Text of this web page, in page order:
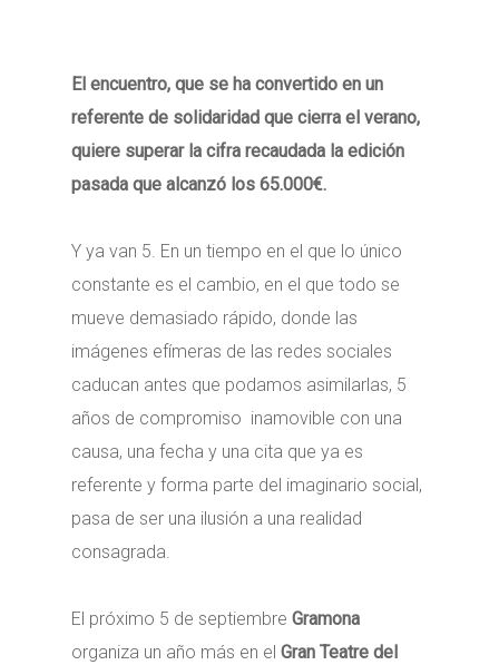
El encuentro, que se ha convertido en un
referente de solidaridad que cierra el verano,
quiere superar la cifra recaudada la edición
pasada que alcanzó los 65.000€.
Y ya van 5. En un tiempo en el que lo único
constante es el cambio, en el que todo se
mueve demasiado rápido, donde las
imágenes efímeras de las redes sociales
caducan antes que podamos asimilarlas, 5
años de compromiso inamovible con una
causa, una fecha y una cita que ya es
referente y forma parte del imaginario social,
pasa de ser una ilusión a una realidad
consagrada.
El próximo 5 de septiembre Gramona
organiza un año más en el Gran Teatre del